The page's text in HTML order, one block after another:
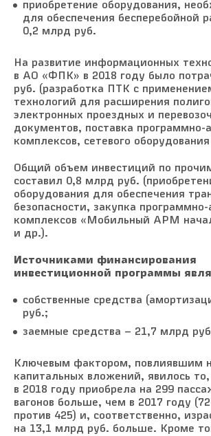
приобретение оборудования,
для обеспечения бесперебойной
0,2 млрд руб.
На развитие информационных
в АО «ФПК» в 2018 году было
руб. (разработка ПТК с
технологий для расширения
электронных проездных и
документов, поставка программно-
комплексов, сетевого
Общий объем инвестиций по
составил 0,8 млрд руб.
оборудования для обеспечения
безопасности, закупка
комплексов «Мобильный АРМ
и др.).
Источниками финансирования
инвестиционной программы
собственные средства
руб.;
заемные средства – 21,7 млрд
Ключевым фактором, повлиявшим
капитальных вложений, явилось
в 2018 году приобрела на 299
вагонов больше, чем в 2017 году
против 425) и, соответственно,
на 13,1 млрд руб. больше. Кроме